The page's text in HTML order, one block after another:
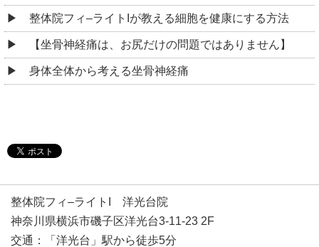
整体院フィ–ライトIが教える細胞を健康にする方法
【坐骨神経痛は、お尻だけの問題ではありません】
身体全体から考える坐骨神経痛
整体院フィ–ライトI 洋光台院
神奈川県横浜市磯子区洋光台3-11-23 2F
交通：「洋光台」駅から徒歩5分